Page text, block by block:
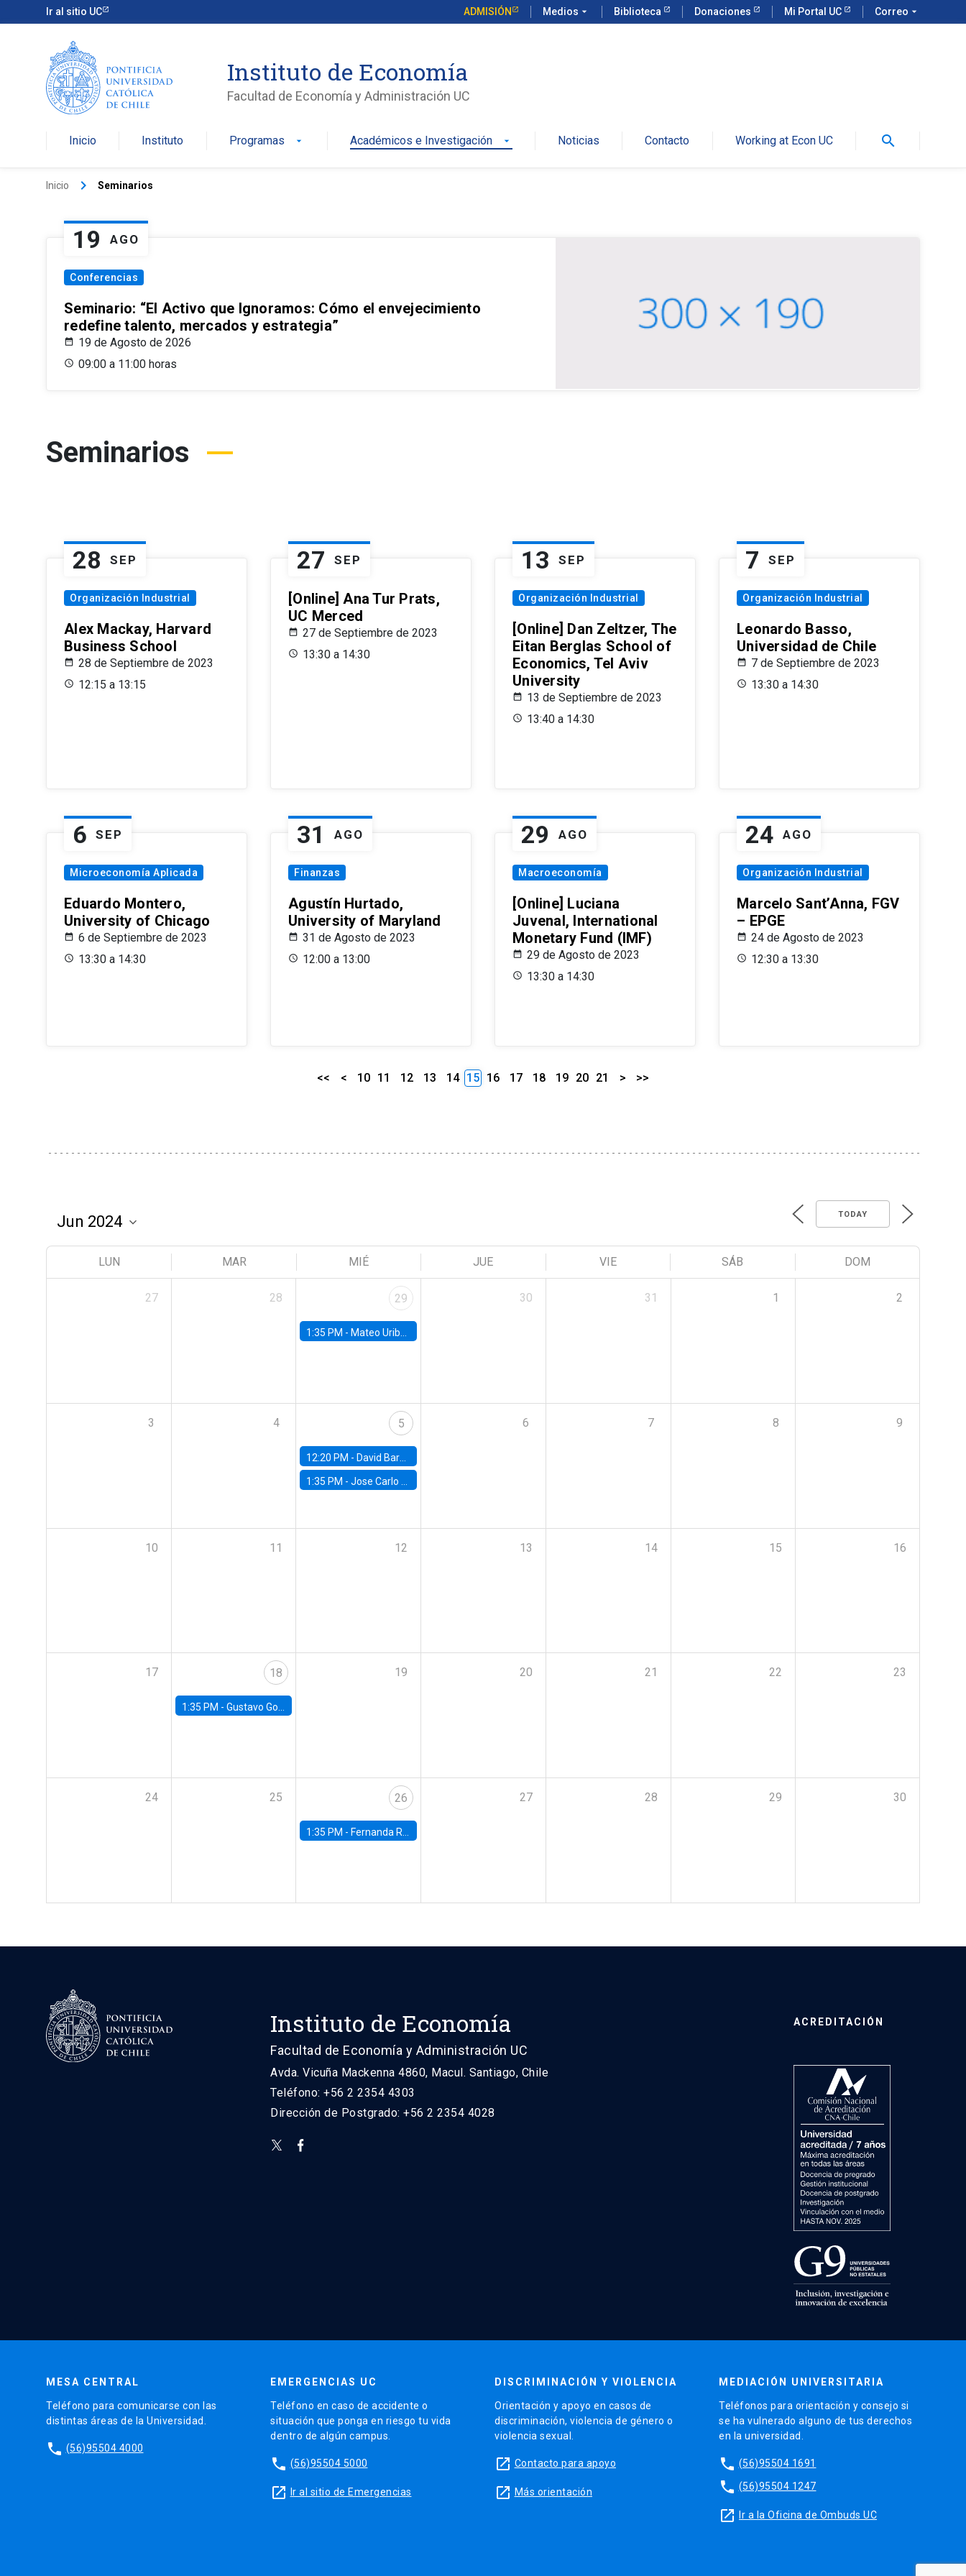
Ir al sitio UC ADMISIÓN Medios arrow_drop_down Biblioteca Donaciones Mi Portal UC Correo arrow_drop_down
Instituto de Economía
Facultad de Economía y Administración UC
Inicio Instituto Programas arrow_drop_down Académicos e Investigación arrow_drop_down Noticias Contacto Working at Econ UC search
Inicio keyboard_arrow_right Seminarios
19 AGO
Conferencias
Seminario: “El Activo que Ignoramos: Cómo el envejecimiento
redefine talento, mercados y estrategia”
19 de Agosto de 2026
09:00 a 11:00 horas
Seminarios
28 SEP
Organización Industrial
Alex Mackay, Harvard
Business School
28 de Septiembre de 2023
12:15 a 13:15
27 SEP
[Online] Ana Tur Prats,
UC Merced
27 de Septiembre de 2023
13:30 a 14:30
13 SEP
Organización Industrial
[Online] Dan Zeltzer, The
Eitan Berglas School of
Economics, Tel Aviv
University
13 de Septiembre de 2023
13:40 a 14:30
7 SEP
Organización Industrial
Leonardo Basso,
Universidad de Chile
7 de Septiembre de 2023
13:30 a 14:30
6 SEP
Microeconomía Aplicada
Eduardo Montero,
University of Chicago
6 de Septiembre de 2023
13:30 a 14:30
31 AGO
Finanzas
Agustín Hurtado,
University of Maryland
31 de Agosto de 2023
12:00 a 13:00
29 AGO
Macroeconomía
[Online] Luciana
Juvenal, International
Monetary Fund (IMF)
29 de Agosto de 2023
13:30 a 14:30
24 AGO
Organización Industrial
Marcelo Sant’Anna, FGV
– EPGE
24 de Agosto de 2023
12:30 a 13:30
<< < 10 11 12 13 14 15 16 17 18 19 20 21 > >>
TODAY
LUN MAR MIÉ JUE VIE SÁB DOM
27 28 29
1:35 PM - Mateo Uribe-Castro, Universidad de los Andes (Colombia)
30 31 1 2
3 4 5
12:20 PM - David Bardey, Universidad de los Andes - CEDE
1:35 PM -Jose Carlo Bermudez, UC (ME) & World Bank
6 7 8 9
10 11 12 13 14 15 16
17 18
1:35 PM - Gustavo González, Banco Central de Chile
19 20 21 22 23
24 25 26
1:35 PM - Fernanda Rojas Ampuero, University of Wisconsin-Madison
27 28 29 30
Instituto de Economía
Facultad de Economía y Administración UC
Avda. Vicuña Mackenna 4860, Macul. Santiago, Chile
Teléfono: +56 2 2354 4303
Dirección de Postgrado: +56 2 2354 4028
ACREDITACIÓN
MESA CENTRAL
Teléfono para comunicarse con las
distintas áreas de la Universidad.
phone (56)95504 4000
EMERGENCIAS UC
Teléfono en caso de accidente o
situación que ponga en riesgo tu vida
dentro de algún campus.
phone (56)95504 5000
launch Ir al sitio de Emergencias
DISCRIMINACIÓN Y VIOLENCIA
Orientación y apoyo en casos de
discriminación, violencia de género o
violencia sexual.
launch Contacto para apoyo
launch Más orientación
MEDIACIÓN UNIVERSITARIA
Teléfonos para orientación y consejo si
se ha vulnerado alguno de tus derechos
en la universidad.
phone (56)95504 1691
phone (56)95504 1247
launch Ir a la Oficina de Ombuds UC